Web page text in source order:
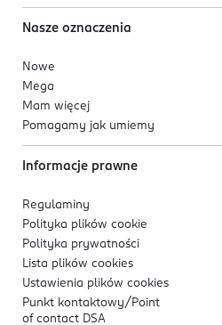
Nasze oznaczenia
Nowe
Mega
Mam więcej
Pomagamy jak umiemy
Informacje prawne
Regulaminy
Polityka plików cookie
Polityka prywatności
Lista plików cookies
Ustawienia plików cookies
Punkt kontaktowy/ Point
of contact DSA